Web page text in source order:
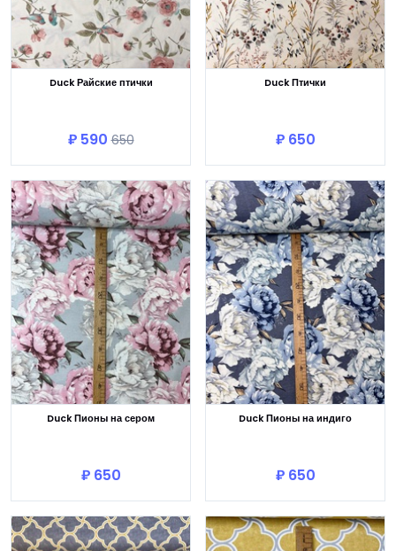
Duck Райские птички
₽ 590 650
Duck Птички
₽ 650
Duck Пионы на сером
₽ 650
Duck Пионы на индиго
₽ 650